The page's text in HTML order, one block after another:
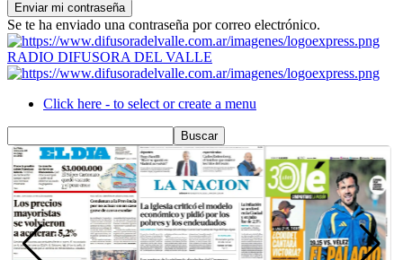
Se te ha enviado una contraseña por correo electrónico.
RADIO DIFUSORA DEL VALLE
Click here - to select or create a menu